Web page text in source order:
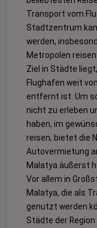
Transport vom
Stadtzentrum
werden,
Metropolen
Ziel in Städte
Flughafen weit
entfernt ist. Um
nicht zu erleben
haben, im
reisen, bietet die
Autovermietung
Malatya äußerst
Vor allem in
Malatya, die als
genutzt werden
Städte der